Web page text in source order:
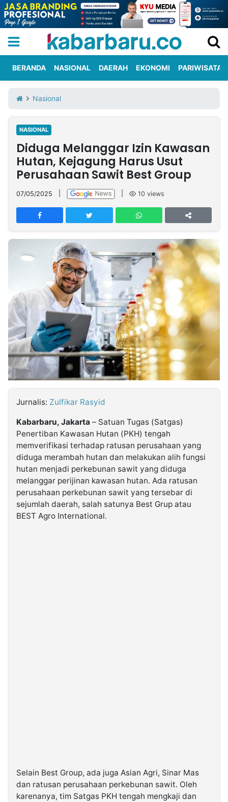
Iklan
Berita
Kami
Nasional
International
Olahraga
Entertainment
Daerah
Pariwisata
Kuliner
Kolom
Network
PT
TREETAN
INDONESIA
Insight
NTB
Suara
Time
Lens
IDN
Daily
Jogja
Jalan
Rakyat
Idealita
News
Kita
Notice
Dinamikapost.com
Radar
Baru
Seedbacklink
Follow
Kabarbaru
2026
BERANDA NASIONAL DAERAH EKONOMI PARIWISATA
Nasional
NASIONAL
Diduga Melanggar Izin Kawasan
Hutan, Kejagung Harus Usut
Perusahaan Sawit Best Group
07/05/2025 10 views
Jurnalis: Zulfikar Rasyid
Kabarbaru, Jakarta – Satuan Tugas (Satgas)
Penertiban Kawasan Hutan (PKH) tengah
memverifikasi terhadap ratusan perusahaan yang
diduga merambah hutan dan melakukan alih fungsi
hutan menjadi perkebunan sawit yang diduga
melanggar perijinan kawasan hutan. Ada ratusan
perusahaan perkebunan sawit yang tersebar di
sejumlah daerah, salah satunya Best Grup atau
BEST Agro International.
Selain Best Group, ada juga Asian Agri, Sinar Mas
dan ratusan perusahaan perkebunan sawit. Oleh
karenanya, tim Satgas PKH tengah mengkaji dan